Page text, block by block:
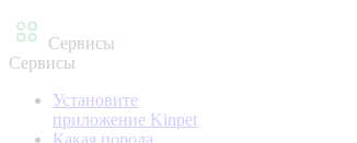
Сервисы
Сервисы
Установите
приложение Kinpet
Какая порода